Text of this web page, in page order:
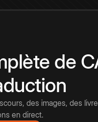
de
des images, des
en direct.